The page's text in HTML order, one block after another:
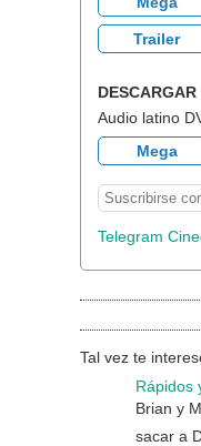
Trailer
DESCARGAR
Audio latino
Mega
Telegram
Tal vez te
Rápidos
Brian y
sacar a